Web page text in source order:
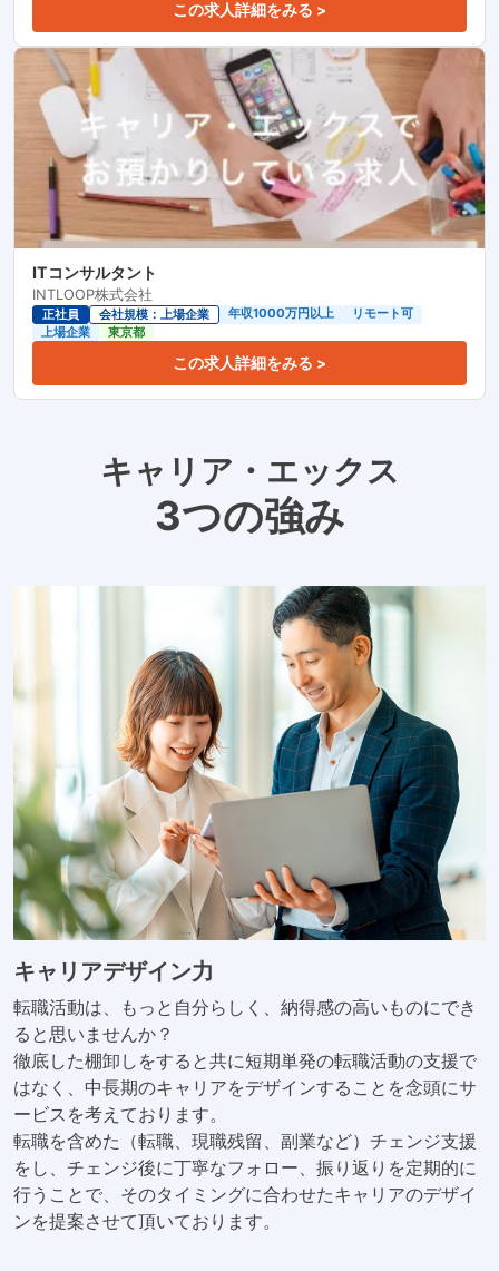
この求人詳細をみる >
ITコンサルタント
INTLOOP株式会社
正社員 会社規模：上場企業 年収1000万円以上
リモート可
上場企業
東京都
この求人詳細をみる >
キャリア・エックス
3つの強み
キャリアデザイン力
転職活動は、もっと自分らしく、納得感の高いものにでき
ると思いませんか？
徹底した棚卸しをすると共に短期単発の転職活動の支援で
はなく、中長期のキャリアをデザインすることを念頭にサ
ービスを考えております。
転職を含めた（転職、現職残留、副業など）チェンジ支援
をし、チェンジ後に丁寧なフォロー、振り返りを定期的に
行うことで、そのタイミングに合わせたキャリアのデザイ
ンを提案させて頂いております。